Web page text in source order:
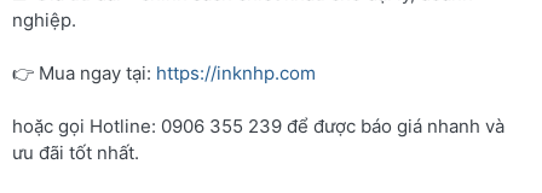
nghiệp.
👉 Mua ngay tại: https://inknhp.com
hoặc gọi Hotline: 0906 355 239 để được báo giá nhanh và
ưu đãi tốt nhất.